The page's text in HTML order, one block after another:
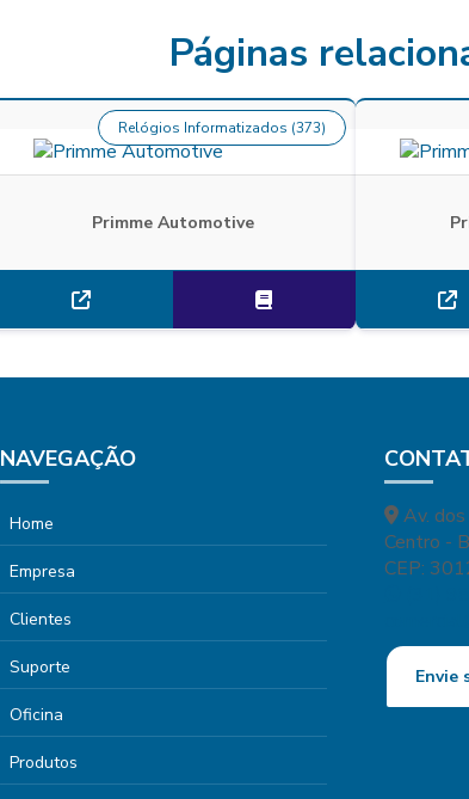
Páginas
Primme Automotive
Relógios Informatizados (373)
NAVEGAÇÃO
Home
Empresa
Clientes
Suporte
Oficina
Produtos
Av.
Centro -
CEP:
Envie